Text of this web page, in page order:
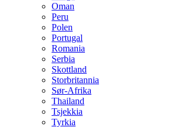
Oman
Peru
Polen
Portugal
Romania
Serbia
Skottland
Storbritannia
Sør-Afrika
Thailand
Tsjekkia
Tyrkia